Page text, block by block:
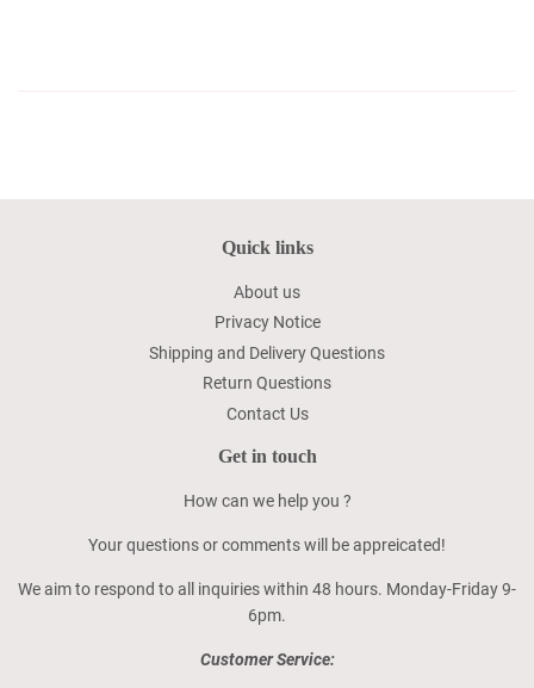
Quick links
About us
Privacy Notice
Shipping and Delivery Questions
Return Questions
Contact Us
Get in touch
How can we help you ?
Your questions or comments will be appreicated!
We aim to respond to all inquiries within 48 hours. Monday-Friday 9-
6pm.
Customer Service: